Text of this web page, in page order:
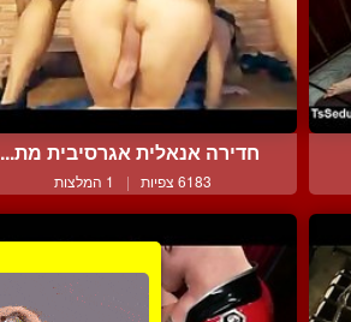
חדירה אנאלית אגרסיבית מת...
6183 צפיות | 1 המלצות